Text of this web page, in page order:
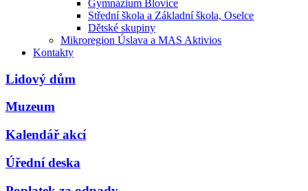
Gymnázium Blovice
Střední škola a Základní škola, Oselce
Dětské skupiny
Mikroregion Úslava a MAS Aktivios
Kontakty
Lidový dům
Muzeum
Kalendář akcí
Úřední deska